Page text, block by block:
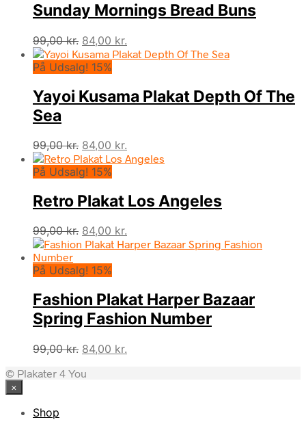
Sunday Mornings Bread Buns
99,00kr. Den
oprindelige
pris
99,00 kr..
84,00 kr.
aktuelle
84,00 kr..
På Udsalg! 15%
Yayoi Kusama Plakat Depth Of The
Sea
99,00kr. Den
oprindelige
pris
99,00 kr..
84,00 kr.
aktuelle
84,00 kr..
På Udsalg! 15%
Retro Plakat Los Angeles
99,00kr. Den
oprindelige
var:
84,00 kr.
aktuelle
På Udsalg! 15%
Fashion Plakat Harper Bazaar
Spring Fashion Number
99,00kr. Den
pris
84,00 kr.
© Plakater 4 You
×
Shop